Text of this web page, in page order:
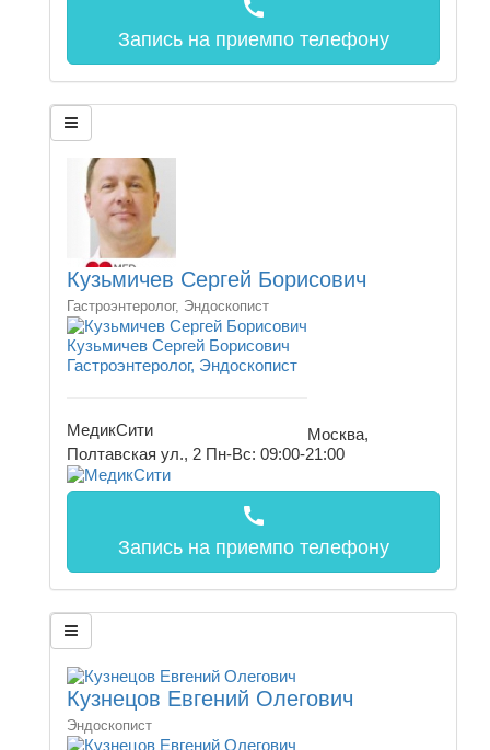
call
Запись на приемпо телефону
Кузьмичев Сергей Борисович
Гастроэнтеролог, Эндоскопист
Кузьмичев Сергей Борисович
Гастроэнтеролог, Эндоскопист
МедикСити
Москва,
Полтавская ул., 2 Пн-Вс: 09:00-21:00
call
Запись на приемпо телефону
Кузнецов Евгений Олегович
Эндоскопист